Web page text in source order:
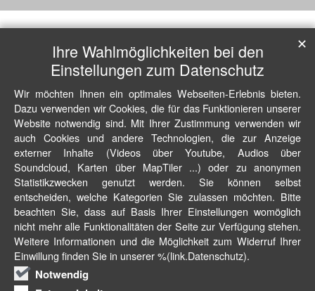
Ihre Wahlmöglichkeiten bei den
Einstellungen zum Datenschutz
Wir möchten Ihnen ein optimales Webseiten-Erlebnis bieten.
Dazu verwenden wir Cookies, die für das Funktionieren unserer
Website notwendig sind. Mit Ihrer Zustimmung verwenden wir
auch Cookies und andere Technologien, die zur Anzeige
externer Inhalte (Videos über Youtube, Audios über
Soundcloud, Karten über MapTiler ...) oder zu anonymen
Statistikzwecken genutzt werden. Sie können selbst
entscheiden, welche Kategorien Sie zulassen möchten. Bitte
beachten Sie, dass auf Basis Ihrer Einstellungen womöglich
nicht mehr alle Funktionalitäten der Seite zur Verfügung stehen.
Weitere Informationen und die Möglichkeit zum Widerruf Ihrer
Einwillung finden Sie in unserer %(link.Datenschutz).
Notwendig
✕